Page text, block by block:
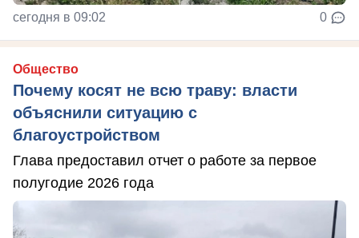
сегодня в 09:02 0
Общество
Почему косят не всю траву: власти
объяснили ситуацию с
благоустройством
Глава предоставил отчет о работе за первое
полугодие 2026 года